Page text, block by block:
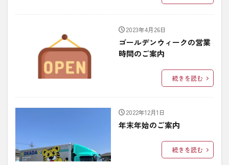
2023年4月26日
ゴールデンウィークの営業
時間のご案内
続きを読む
2022年12月1日
年末年始のご案内
続きを読む